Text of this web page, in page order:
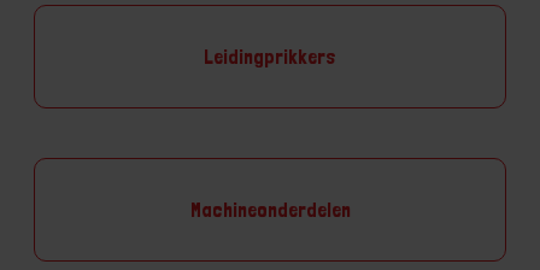
Leidingprikkers
Machineonderdelen